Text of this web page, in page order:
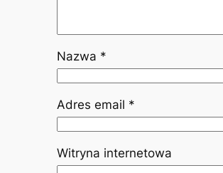
Nazwa *
Adres email *
Witryna internetowa